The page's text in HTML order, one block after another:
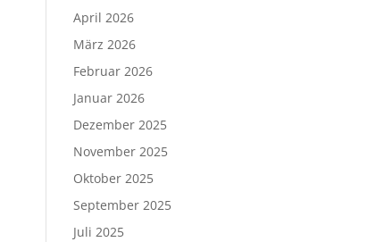
April 2026
März 2026
Februar 2026
Januar 2026
Dezember 2025
November 2025
Oktober 2025
September 2025
Juli 2025